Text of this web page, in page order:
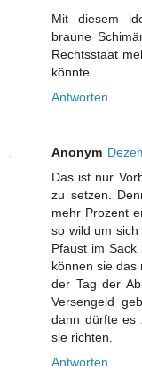
Mit diesem
braune
Rechtsstaat
könnte.
Antworten
Anonym
Das ist nur
zu setzen.
mehr Prozent
so wild um
Pfaust im
können sie das
der Tag der
Versengeld
dann dürfte es
sie richten.
Antworten